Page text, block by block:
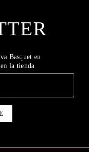
Basquet en
la tienda